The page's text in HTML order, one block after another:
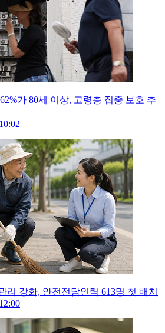
가 80세 이상, 고령층 집중 보호 추
리 강화, 안전전담인력 613명 첫 배치